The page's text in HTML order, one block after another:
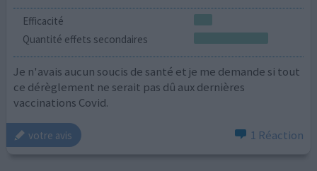
Efficacité
Quantité effets secondaires
Je n'avais aucun soucis de santé et je me demande si tout
ce dérèglement ne serait pas dû aux dernières
vaccinations Covid.
votre avis 1 Réaction